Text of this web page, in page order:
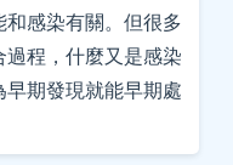
和感染有關。但很多
過程，什麼又是感染
期發現就能早期處